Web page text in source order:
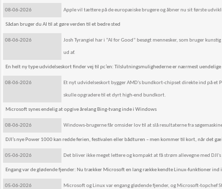
08-06-2026 Apple vil tættere på de europæiske brugere og åbner nu sit første
Sådan bruger du AI til at gøre verden til et bedre sted
08-06-2026 Josh Tyrangiel har i ”AI for Good” besøgt mennesker, som bruger
ud af.
En helt ny type udvidelseskort finder vej til pc’en: Tilslutningsmulighederne er nærmest uendelige
08-06-2026 Et nyt udvidelseskort bygger AMD's bundkort-chipset direkte ind på et
skulle opgradere til et dyrt high-end bundkort.
Microsoft synes endelig at opgive årelang Bing-tvang inde i Windows
08-06-2026 Windows-brugerne får omsider lov til at slå resultaterne fra
DJI’s nye Power 1000 kan redde ferien, festivalen eller bådturen – men kommer til kort, når det
05-06-2026 Det bliver ikke meget lettere og kompakt at få strøm allevegne med
Engang var de glødende fjender: Nu trækker Microsoft en lang række kendte Linux-funktioner ind
05-06-2026 Microsoft og Linux var engang glødende fjender, og Microsoft-